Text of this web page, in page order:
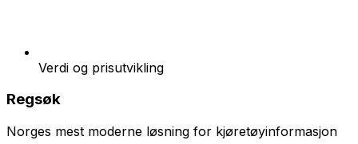
Verdi og prisutvikling
Regsøk
Norges mest moderne løsning for kjøretøyinformasjon